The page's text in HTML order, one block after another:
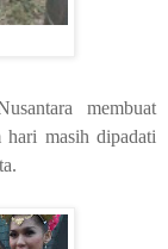
membuat
hari masih dipadati